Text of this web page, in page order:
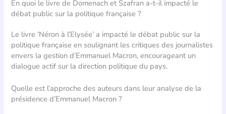
En quoi le livre de Domenach et Szafran a-t-il impacté le
débat public sur la politique française ?
Le livre ‘Néron à l’Elysée’ a impacté le débat public sur la
politique française en soulignant les critiques des journalistes
envers la gestion d’Emmanuel Macron, encourageant un
dialogue actif sur la direction politique du pays.
Quelle est l’approche des auteurs dans leur analyse de la
présidence d’Emmanuel Macron ?